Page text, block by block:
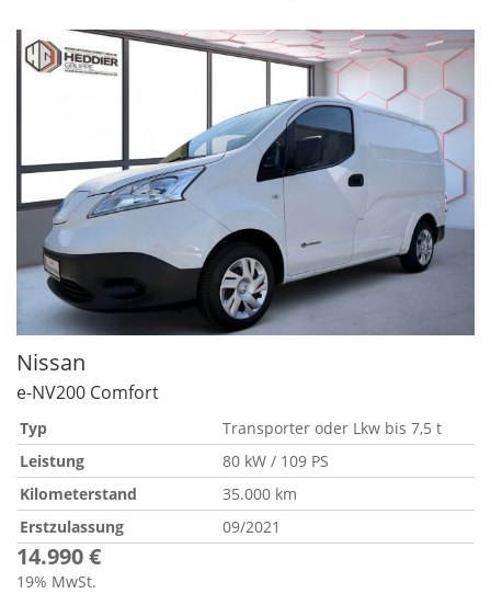
Nissan
e-NV200 Comfort
Typ
Transporter oder Lkw bis 7,5 t
Leistung
80 kW / 109 PS
Kilometerstand
35.000 km
Erstzulassung
09/2021
14.990 €
19% MwSt.